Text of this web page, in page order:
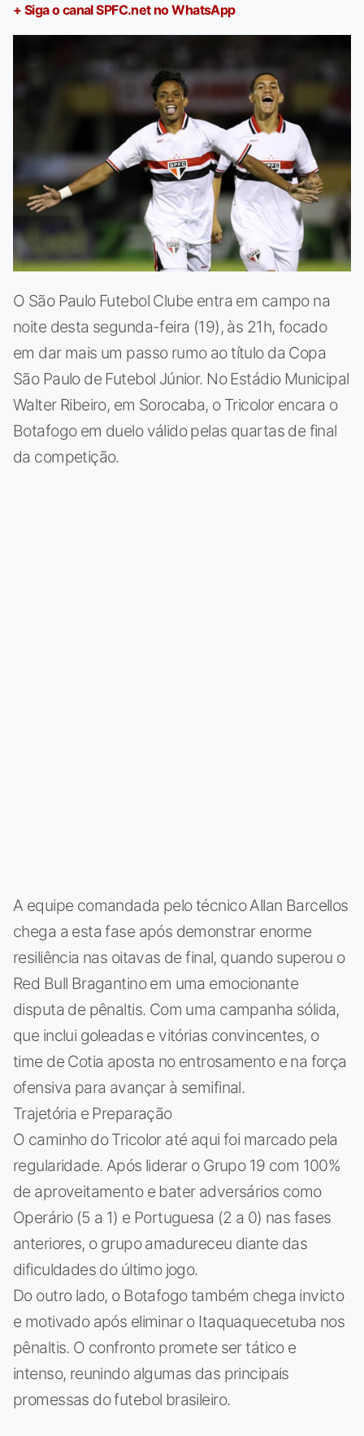
+ Siga o canal SPFC.net no WhatsApp
O São Paulo Futebol Clube entra em campo na
noite desta segunda-feira (19), às 21h, focado
em dar mais um passo rumo ao título da Copa
São Paulo de Futebol Júnior. No Estádio Municipal
Walter Ribeiro, em Sorocaba, o Tricolor encara o
Botafogo em duelo válido pelas quartas de final
da competição.
A equipe comandada pelo técnico Allan Barcellos
chega a esta fase após demonstrar enorme
resiliência nas oitavas de final, quando superou o
Red Bull Bragantino em uma emocionante
disputa de pênaltis. Com uma campanha sólida,
que inclui goleadas e vitórias convincentes, o
time de Cotia aposta no entrosamento e na força
ofensiva para avançar à semifinal.
Trajetória e Preparação
O caminho do Tricolor até aqui foi marcado pela
regularidade. Após liderar o Grupo 19 com 100%
de aproveitamento e bater adversários como
Operário (5 a 1) e Portuguesa (2 a 0) nas fases
anteriores, o grupo amadureceu diante das
dificuldades do último jogo.
Do outro lado, o Botafogo também chega invicto
e motivado após eliminar o Itaquaquecetuba nos
pênaltis. O confronto promete ser tático e
intenso, reunindo algumas das principais
promessas do futebol brasileiro.